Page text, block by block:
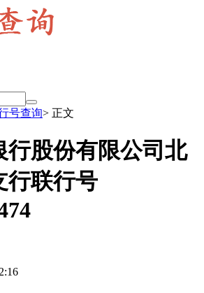
号查询> 正文
行股份有限公司北
行联行号